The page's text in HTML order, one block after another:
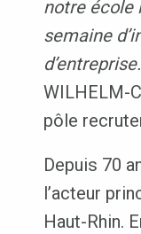
notre école
semaine
WILHELM-
pôle
Depuis 70
l’acteur
Haut-Rhin.